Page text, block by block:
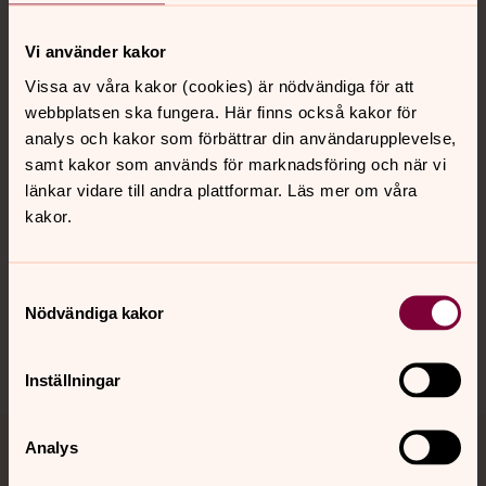
Vi använder kakor
Vissa av våra kakor (cookies) är nödvändiga för att
webbplatsen ska fungera. Här finns också kakor för
analys och kakor som förbättrar din användarupplevelse,
samt kakor som används för marknadsföring och när vi
länkar vidare till andra plattformar. Läs mer om våra
kakor.
Nödvändiga kakor
Inställningar
Analys
Kontakt
Kalender
Hitta snabbt
Jourhavande präst